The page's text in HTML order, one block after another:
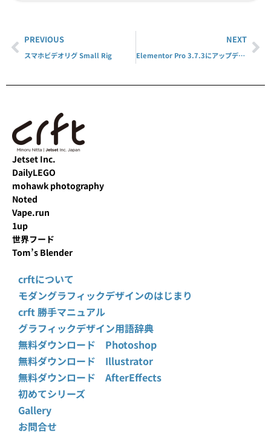
PREVIOUS
スマホビデオリグ Small Rig
NEXT
Elementor Pro 3.7.3にアップデート
Jetset Inc.
DailyLEGO
mohawk photography
Noted
Vape.run
1up
世界フード
Tom’s Blender
crftについて
モダングラフィックデザインのはじまり
crft 勝手マニュアル
グラフィックデザイン用語辞典
無料ダウンロード Photoshop
無料ダウンロード Illustrator
無料ダウンロード AfterEffects
初めてシリーズ
Gallery
お問合せ